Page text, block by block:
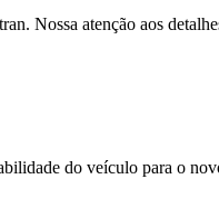
Nossa atenção aos
do veículo para o